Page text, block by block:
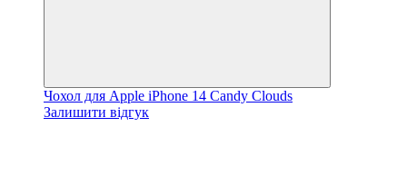
Чохол для Apple iPhone 14 Candy Clouds
Залишити відгук